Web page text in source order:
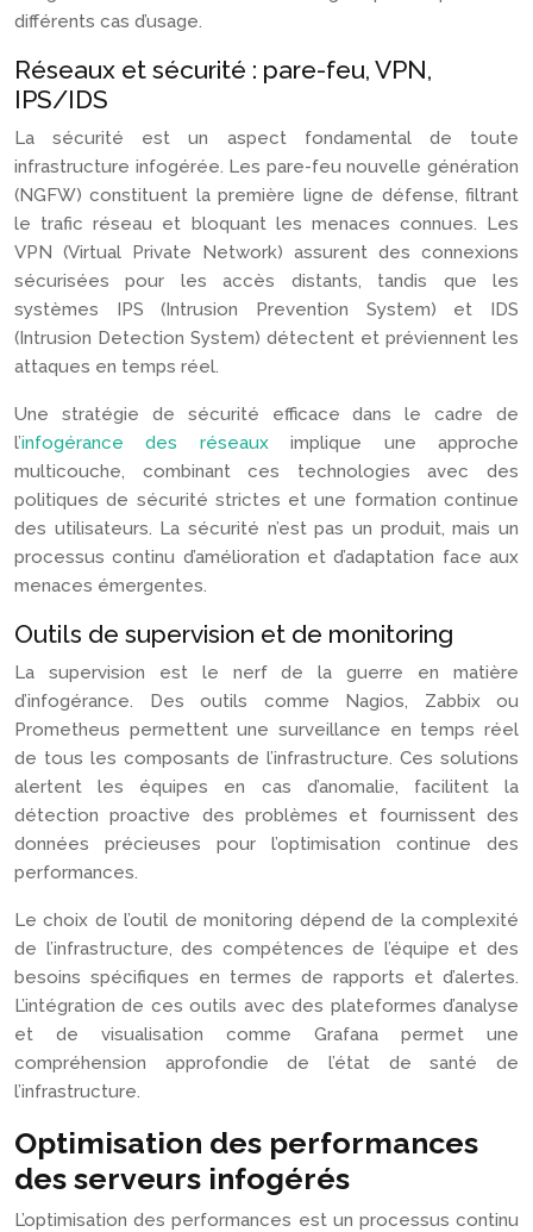
différents cas d’usage.
Réseaux et sécurité : pare-feu, VPN,
IPS/IDS
La sécurité est un aspect fondamental de toute
infrastructure infogérée. Les pare-feu nouvelle génération
(NGFW) constituent la première ligne de défense, filtrant
le trafic réseau et bloquant les menaces connues. Les
VPN (Virtual Private Network) assurent des connexions
sécurisées pour les accès distants, tandis que les
systèmes IPS (Intrusion Prevention System) et IDS
(Intrusion Detection System) détectent et préviennent les
attaques en temps réel.
Une stratégie de sécurité efficace dans le cadre de
l’infogérance des réseauximplique une approche
multicouche, combinant ces technologies avec des
politiques de sécurité strictes et une formation continue
des utilisateurs. La sécurité n’est pas un produit, mais un
processus continu d’amélioration et d’adaptation face aux
menaces émergentes.
Outils de supervision et de monitoring
La supervision est le nerf de la guerre en matière
d’infogérance. Des outils comme Nagios, Zabbix ou
Prometheus permettent une surveillance en temps réel
de tous les composants de l’infrastructure. Ces solutions
alertent les équipes en cas d’anomalie, facilitent la
détection proactive des problèmes et fournissent des
données précieuses pour l’optimisation continue des
performances.
Le choix de l’outil de monitoring dépend de la complexité
de l’infrastructure, des compétences de l’équipe et des
besoins spécifiques en termes de rapports et d’alertes.
L’intégration de ces outils avec des plateformes d’analyse
et de visualisation comme Grafana permet une
compréhension approfondie de l’état de santé de
l’infrastructure.
Optimisation des performances
des serveurs infogérés
L’optimisation des performances est un processus continu